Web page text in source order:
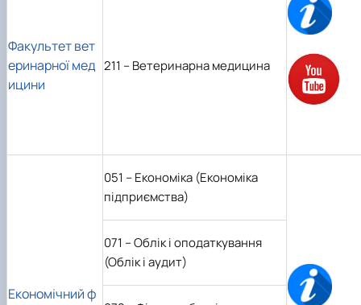
Факультет вет
еринарної мед
ицини
211 – Ветеринарна медицина
Економічний ф
051 – Економіка (Економіка
підприємства)
071 – Облік і оподаткування
(Облік і аудит)